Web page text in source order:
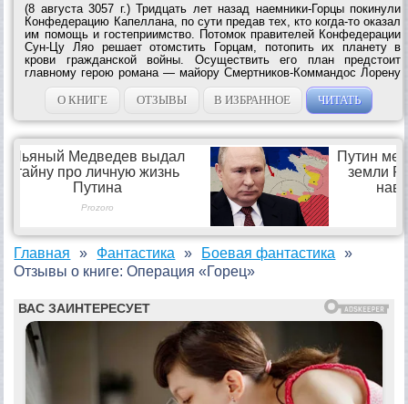
(8 августа 3057 г.) Тридцать лет назад наемники-Горцы покинули
Конфедерацию Капеллана, по сути предав тех, кто когда-то оказал
им помощь и гостеприимство. Потомок правителей Конфедерации
Сун-Цу Ляо решает отомстить Горцам, потопить их планету в
крови гражданской войны. Осуществить его план предстоит
главному герою романа — майору Смертников-Коммандос Лорену
Жаффрею, Горцу по крови, потомку легендарные военачальников
этого...О КНИГЕ ОТЗЫВЫ В ИЗБРАННОЕ ЧИТАТЬ
Главная Фантастика
Боевая фантастика
Отзывы о книге: Операция «Горец»